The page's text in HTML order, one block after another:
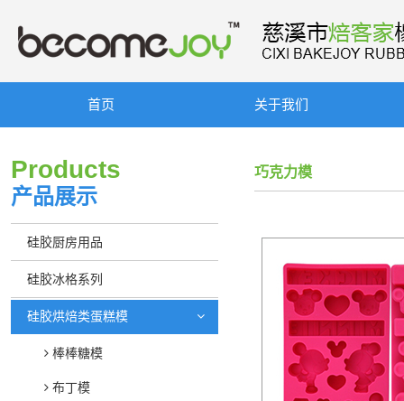
首页 关于我们
Products
产品展示
硅胶厨房用品
硅胶冰格系列
硅胶烘焙类蛋糕模
棒棒糖模
布丁模
巧克力模